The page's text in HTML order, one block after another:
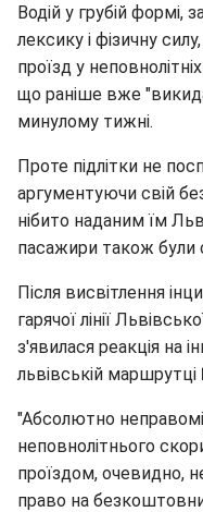
Водій у грубій формі,
лексику і фізичну
проїзд у
що раніше вже
минулому тижні.
Проте підлітки не
аргументуючи свій
нібито наданим їм
пасажири також були
Після висвітлення
гарячої лінії
з'явилася реакція на
львівській
"Абсолютно
неповнолітнього
проїздом, очевидно,
право на